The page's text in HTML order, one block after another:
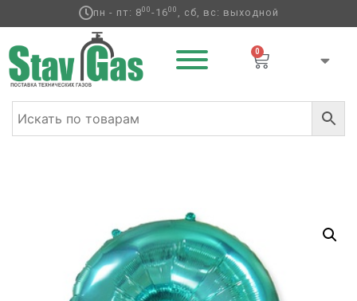
пн - пт: 800-1600 , сб, вс: выходной
0